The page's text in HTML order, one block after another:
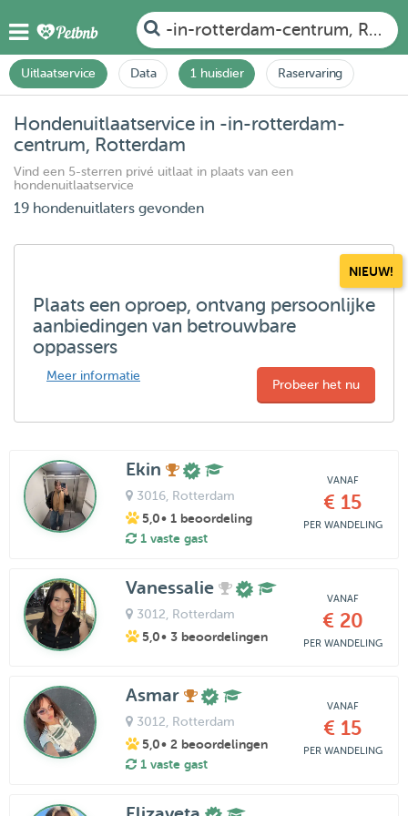
-in-rotterdam-centrum,
Uitlaatservice Data 1 huisdier Raservaring
Hondenuitlaatservice in -in-rotterdam-
centrum, Rotterdam
Vind een 5-sterren privé uitlaat in plaats van een
hondenuitlaatservice
19 hondenuitlaters gevonden
NIEUW!
Plaats een oproep, ontvang persoonlijke
aanbiedingen van betrouwbare
oppassers
Meer informatie
Probeer het nu
Ekin
3016, Rotterdam
5,0• 1 beoordeling
1 vaste gast
VANAF
€ 15
PER WANDELING
Vanessalie
3012 , Rotterdam
5,0• 3 beoordelingen
VANAF
€ 20
PER WANDELING
Asmar
3012 , Rotterdam
5,0• 2 beoordelingen
1 vaste gast
VANAF
€ 15
PER WANDELING